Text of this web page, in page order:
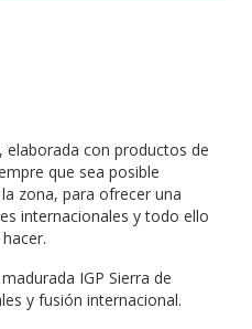
elaborada con productos de
que sea posible
zona, para ofrecer una
internacionales y todo ello
IGP Sierra de
y fusión internacional.